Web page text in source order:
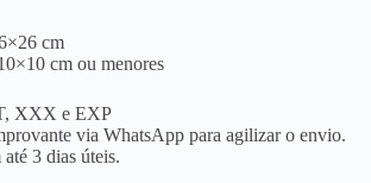
cm
cm ou menores
XXX e EXP
via WhatsApp para agilizar o envio.
3 dias úteis.